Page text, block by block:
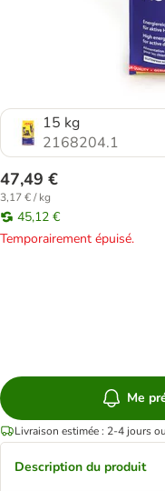
15 kg
2168204.1
47,49 €
3,17 € / kg
45,12 €
Temporairement épuisé.
Me
Livraison estimée : 2-4 jours
Description du produit